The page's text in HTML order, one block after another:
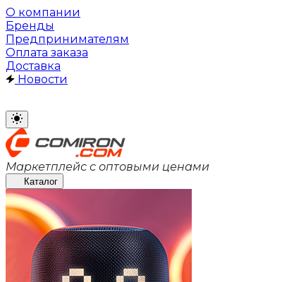
О компании
Бренды
Предпринимателям
Оплата заказа
Доставка
Новости
Маркетплейс с оптовыми ценами
Каталог